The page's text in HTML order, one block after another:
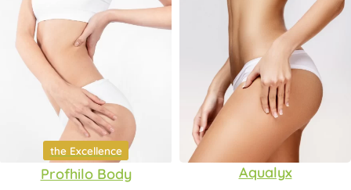
the Excellence
the Excellence
Profhilo Body
Aqualyx